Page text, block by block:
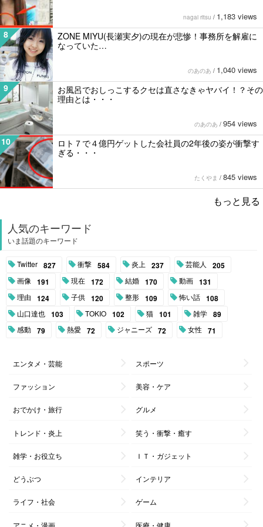
nagai ritsu / 1,183 views
8
ZONE MIYU(長瀬実夕)の現在が悲惨！事務所を解雇に
なっていた…
のあのあ / 1,040 views
9
お風呂でおしっこするクセは直さなきゃヤバイ！？その
理由とは・・・
のあのあ / 954 views
10
ロト７で４億円ゲットした会社員の2年後の姿が衝撃す
ぎる・・・
たくやま / 845 views
もっと見る
人気のキーワード
いま話題のキーワード
Twitter 827 衝撃 584 炎上 237 芸能人 205
画像 191 現在 172 結婚 170 動画 131
理由 124 子供 120 整形 109 怖い話 108
山口達也 103 TOKIO 102 猫 101 雑学 89
感動 79 熱愛 72 ジャニーズ 72 女性 71
エンタメ・芸能 スポーツ
ファッション 美容・ケア
おでかけ・旅行 グルメ
トレンド・炎上 笑う・衝撃・癒す
雑学・お役立ち ＩＴ・ガジェット
どうぶつ インテリア
ライフ・社会 ゲーム
アニメ・漫画 医療・健康